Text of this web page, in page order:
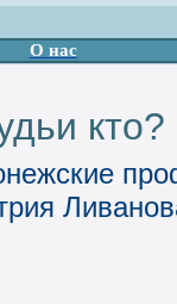
О нас
кто?